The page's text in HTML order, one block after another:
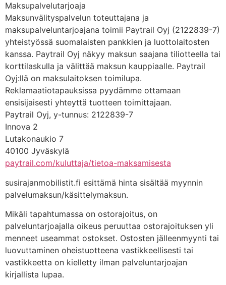
Maksupalvelutarjoaja
Maksunvälityspalvelun toteuttajana ja
maksupalveluntarjoajana toimii Paytrail Oyj (2122839-7)
yhteistyössä suomalaisten pankkien ja luottolaitosten
kanssa. Paytrail Oyj näkyy maksun saajana tiliotteella tai
korttilaskulla ja välittää maksun kauppiaalle. Paytrail
Oyj:llä on maksulaitoksen toimilupa.
Reklamaatiotapauksissa pyydämme ottamaan
ensisijaisesti yhteyttä tuotteen toimittajaan.
Paytrail Oyj, y-tunnus: 2122839-7
Innova 2
Lutakonaukio 7
40100 Jyväskylä
paytrail.com/kuluttaja/tietoa-maksamisesta
susirajanmobilistit.fi esittämä hinta sisältää myynnin
palvelumaksun/käsittelymaksun.
Mikäli tapahtumassa on ostorajoitus, on
palveluntarjoajalla oikeus peruuttaa ostorajoituksen yli
menneet useammat ostokset. Ostosten jälleenmyynti tai
luovuttaminen oheistuotteena vastikkeellisesti tai
vastikkeetta on kielletty ilman palveluntarjoajan
kirjallista lupaa.